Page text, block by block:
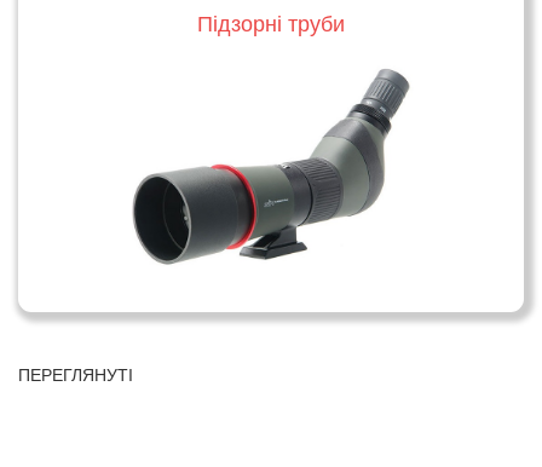
Підзорні труби
ПЕРЕГЛЯНУТІ